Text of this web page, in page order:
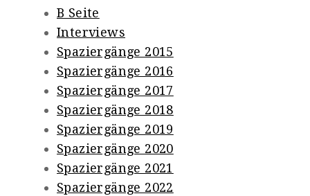
B Seite
Interviews
Spaziergänge 2015
Spaziergänge 2016
Spaziergänge 2017
Spaziergänge 2018
Spaziergänge 2019
Spaziergänge 2020
Spaziergänge 2021
Spaziergänge 2022